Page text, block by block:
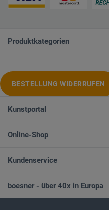
Produktkategorien
BESTELLUNG WIDERRUFEN
Kunstportal
Online-Shop
Kundenservice
boesner - über 40x in Europa